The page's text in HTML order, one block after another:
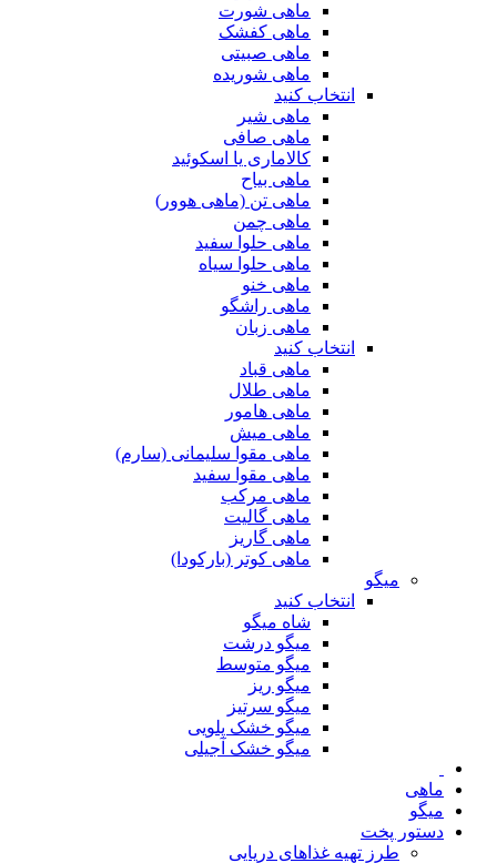
ماهی شورت
ماهی کفشک
ماهی صبیتی
ماهی شوریده
انتخاب کنید
ماهی شیر
ماهی صافی
کالاماری یا اسکوئید
ماهی بیاح
ماهی تن (ماهی هوور)
ماهی چمن
ماهی حلوا سفید
ماهی حلوا سیاه
ماهی خنو
ماهی راشگو
ماهی زبان
انتخاب کنید
ماهی قباد
ماهی طلال
ماهی هامور
ماهی میش
ماهی مقوا سلیمانی (سارم)
ماهی مقوا سفید
ماهی مرکب
ماهی گالیت
ماهی گاریز
ماهی کوتر (بارکودا)
میگو
انتخاب کنید
شاه میگو
میگو درشت
میگو متوسط
میگو ریز
میگو سرتیز
میگو خشک پلویی
میگو خشک آجیلی
ماهی
میگو
دستور پخت
طرز تهیه غذاهای دریایی